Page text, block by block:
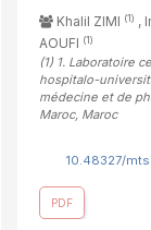
Khalil ZIMI (1) ,
AOUFI (1)
(1) 1. Laboratoire
hospitalo-
médecine et de
Maroc, Maroc
10.48327/
PDF